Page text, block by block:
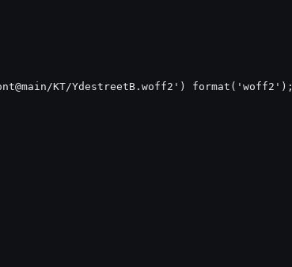
KT/YdestreetB.woff2') format('woff2');